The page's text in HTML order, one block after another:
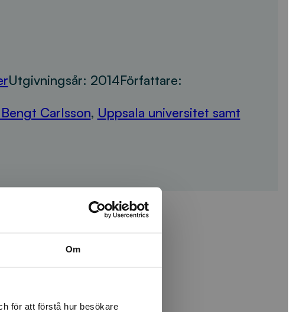
Om
för att förstå hur besökare
Utgivningsår: 2014Författare:
Carlsson, Uppsala universitet samt